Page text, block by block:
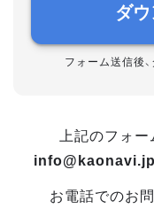
ダ
フォーム送信後
上記のフォー
info@kaonavi.jp
お電話でのお